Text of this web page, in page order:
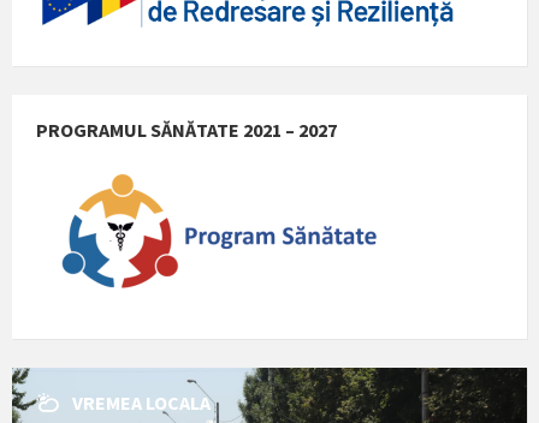
PROGRAMUL SĂNĂTATE 2021 – 2027
VREMEA LOCALA